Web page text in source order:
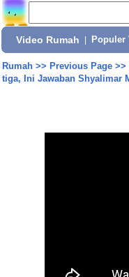
Video Rumah Populer
Rumah>> Previous Page>>
tiga, Ini Jawaban Shyalimar